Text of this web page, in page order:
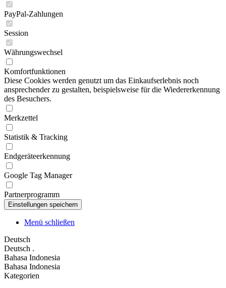
PayPal-Zahlungen
Session
Währungswechsel
Komfortfunktionen
Diese Cookies werden genutzt um das Einkaufserlebnis noch
ansprechender zu gestalten, beispielsweise für die Wiedererkennung
des Besuchers.
Merkzettel
Statistik & Tracking
Endgeräteerkennung
Google Tag Manager
Partnerprogramm
Menü schließen
Deutsch
Deutsch .
Bahasa Indonesia
Bahasa Indonesia
Kategorien